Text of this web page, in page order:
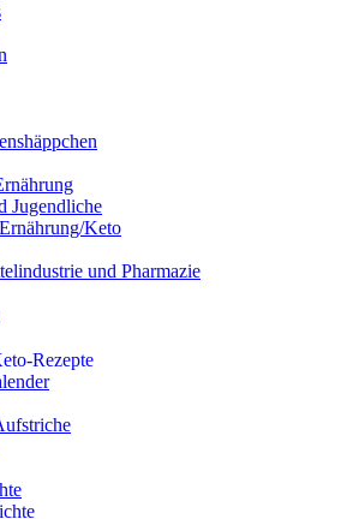
Jugendliche
Keto
und Pharmazie
Rezepte